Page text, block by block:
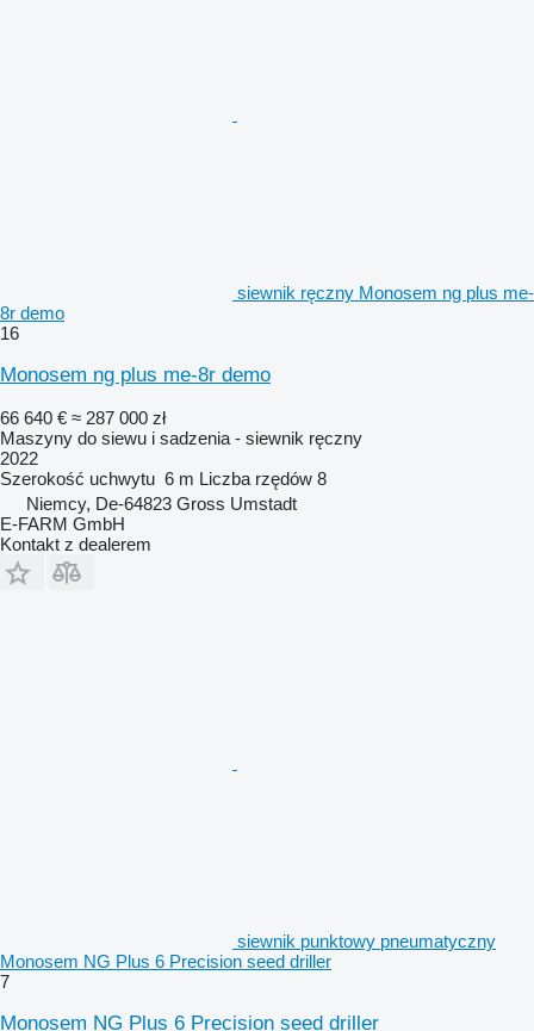
siewnik ręczny Monosem ng plus me-
8r demo
16
Monosem ng plus me-8r demo
66 640 € ≈ 287 000 zł
Maszyny do siewu i sadzenia - siewnik ręczny
2022
Szerokość uchwytu 6 m Liczba rzędów 8
Niemcy, De-64823 Gross Umstadt
E-FARM GmbH
Kontakt z dealerem
siewnik punktowy pneumatyczny
Monosem NG Plus 6 Precision seed driller
7
Monosem NG Plus 6 Precision seed driller